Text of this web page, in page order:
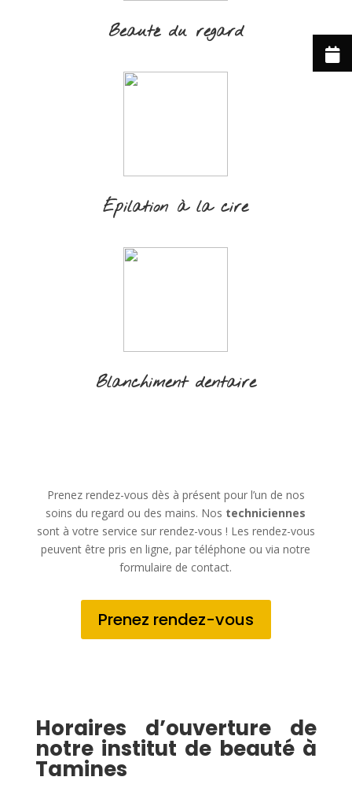
Beauté du regard
Épilation à la cire
Blanchiment dentaire
Prenez rendez-vous dès à présent pour l’un de nos
soins du regard ou des mains. Nos techniciennes
sont à votre service sur rendez-vous ! Les rendez-vous
peuvent être pris en ligne, par téléphone ou via notre
formulaire de contact.
Prenez rendez-vous
Horaires d’ouverture de
notre institut de beauté à
Tamines